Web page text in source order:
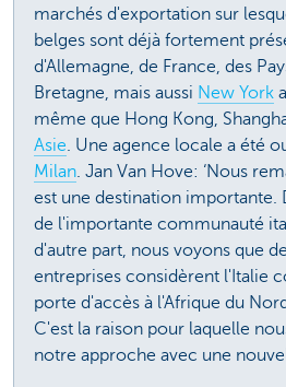
marchés d'exportation sur
belges sont déjà fortement
d'Allemagne, de France, des
Bretagne, mais aussi New York
même que Hong Kong,
Asie. Une agence locale a été
Milan. Jan Van Hove: ‘Nous
est une destination importante.
de l'importante communauté
d'autre part, nous voyons que
entreprises considèrent l'Italie
porte d'accès à l'Afrique du
C'est la raison pour laquelle
notre approche avec une